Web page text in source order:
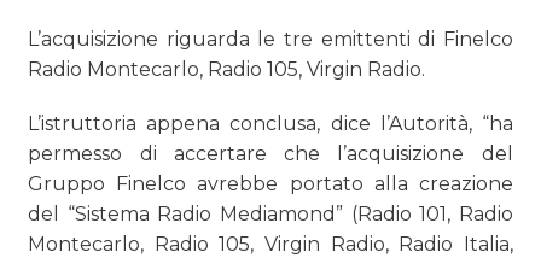
L’acquisizione riguarda le tre emittenti di Finelco
Radio Montecarlo, Radio 105, Virgin Radio.
L’istruttoria appena conclusa, dice l’Autorità, “ha
permesso di accertare che l’acquisizione del
Gruppo Finelco avrebbe portato alla creazione
del “Sistema Radio Mediamond” (Radio 101, Radio
Montecarlo, Radio 105, Virgin Radio, Radio Italia,